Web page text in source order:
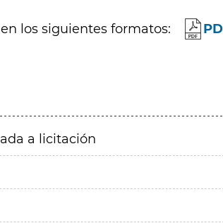
los siguientes formatos:
a licitación